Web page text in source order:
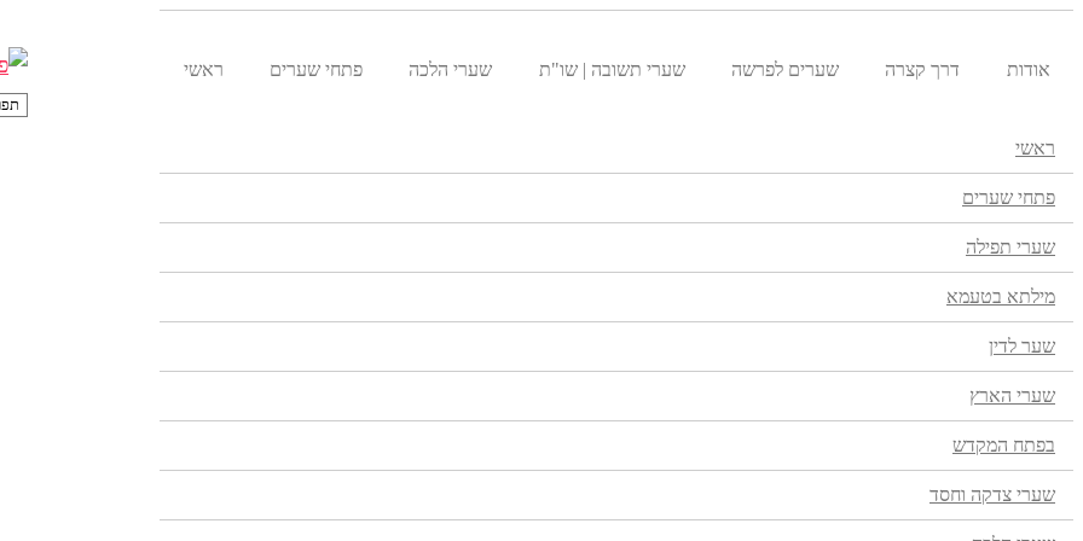
ראשי פתחי שערים שערי הלכה שערי תשובה | שו"ת שערים לפרשה דרך קצרה אודות
ראשי
פתחי שערים
שערי תפילה
מילתא בטעמא
שער לדין
שערי הארץ
בפתח המקדש
שערי צדקה וחסד